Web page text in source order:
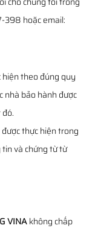
hoặc email:
hiện theo đúng quy
nhà bảo hành được
thực hiện trong
và chứng từ từ
VINAkhông chấp